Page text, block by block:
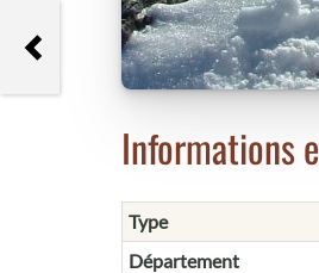
Informations
Type
Département
Pic Lasnères